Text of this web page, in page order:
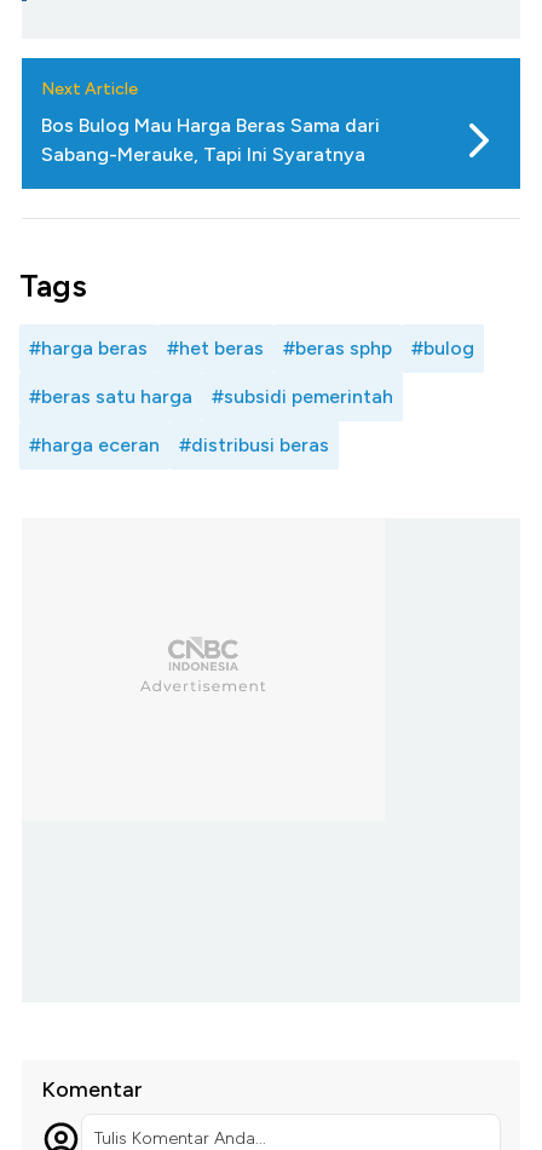
Next Article
Bos Bulog Mau Harga Beras Sama dari
Sabang-Merauke, Tapi Ini Syaratnya
Tags
#harga beras #het beras #beras sphp #bulog
#beras satu harga #subsidi pemerintah
#harga eceran #distribusi beras
Komentar
Tulis Komentar Anda...